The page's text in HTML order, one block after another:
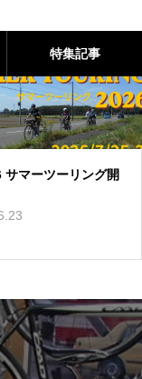
特集記事
サマーツーリング開